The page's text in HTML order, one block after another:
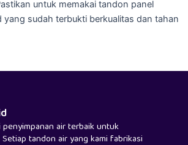
untuk memakai tandon panel
yang sudah terbukti berkualitas dan tahan
air terbaik untuk
tandon air yang kami fabrikasi